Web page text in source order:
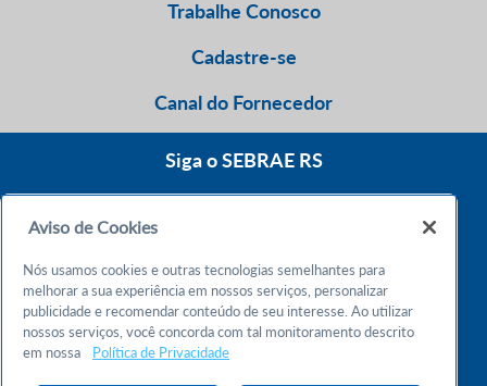
Trabalhe Conosco
Cadastre-se
Canal do Fornecedor
Siga o SEBRAE RS
Atendimento 24h
Chame no WhatsApp
Aviso de Cookies
Nós usamos cookies e outras tecnologias semelhantes para
melhorar a sua experiência em nossos serviços, personalizar
publicidade e recomendar conteúdo de seu interesse. Ao utilizar
nossos serviços, você concorda com tal monitoramento descrito
em nossa
Política de Privacidade